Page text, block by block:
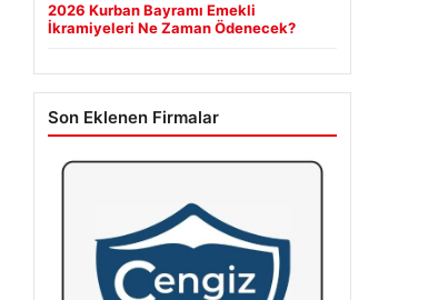
2026 Kurban Bayramı Emekli
İkramiyeleri Ne Zaman Ödenecek?
Son Eklenen Firmalar